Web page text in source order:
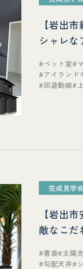
【岩出
シャレ
ペット室
アイランド
回遊動線
完成見学
【岩出
敵なこ
書斎 太陽
勾配天井